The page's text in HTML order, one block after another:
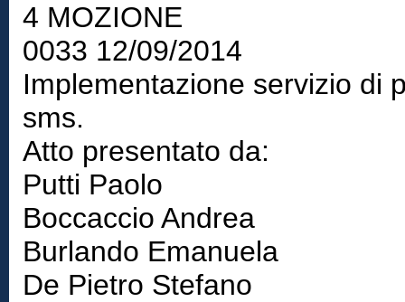
4 MOZIONE
0033 12/09/2014
Implementazione servizio di
sms.
Atto presentato da:
Putti Paolo
Boccaccio Andrea
Burlando Emanuela
De Pietro Stefano